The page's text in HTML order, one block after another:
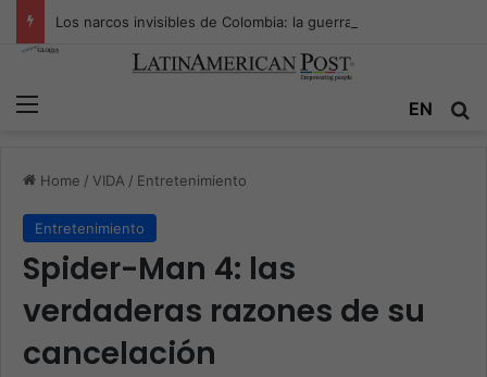
EN
Home / VIDA / Entretenimiento
Entretenimiento
Spider-Man 4: las
verdaderas razones de su
cancelación